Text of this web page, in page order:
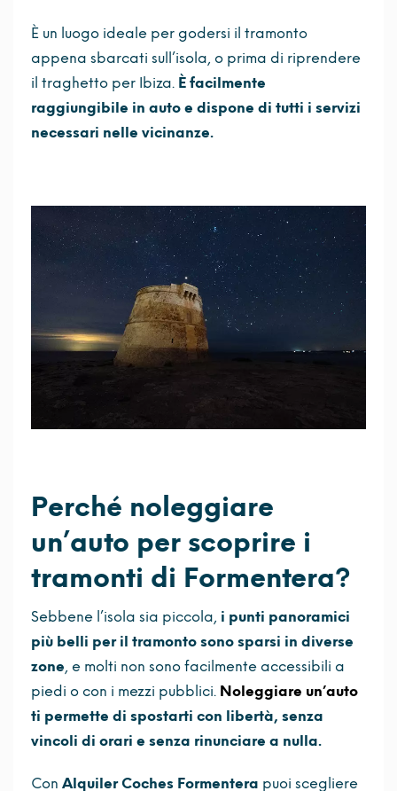
È un luogo ideale per godersi il tramonto
appena sbarcati sull’isola, o prima di riprendere
il traghetto per Ibiza. È facilmente
raggiungibile in auto e dispone di tutti i servizi
necessari nelle vicinanze.
Perché noleggiare
un’auto per scoprire i
tramonti di Formentera?
Sebbene l’isola sia piccola, i punti panoramici
più belli per il tramonto sono sparsi in diverse
zone, e molti non sono facilmente accessibili a
piedi o con i mezzi pubblici. Noleggiare un’auto
ti permette di spostarti con libertà, senza
vincoli di orari e senza rinunciare a nulla.
Con Alquiler Coches Formentera puoi scegliere